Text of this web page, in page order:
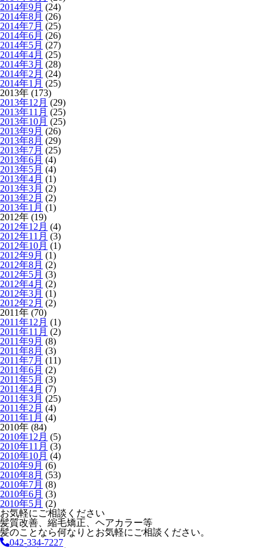
2014年9月 (24)
2014年8月 (26)
2014年7月 (25)
2014年6月 (26)
2014年5月 (27)
2014年4月 (25)
2014年3月 (28)
2014年2月 (24)
2014年1月 (25)
2013年 (173)
2013年12月 (29)
2013年11月 (25)
2013年10月 (25)
2013年9月 (26)
2013年8月 (29)
2013年7月 (25)
2013年6月 (4)
2013年5月 (4)
2013年4月 (1)
2013年3月 (2)
2013年2月 (2)
2013年1月 (1)
2012年 (19)
2012年12月 (4)
2012年11月 (3)
2012年10月 (1)
2012年9月 (1)
2012年8月 (2)
2012年5月 (3)
2012年4月 (2)
2012年3月 (1)
2012年2月 (2)
2011年 (70)
2011年12月 (1)
2011年11月 (2)
2011年9月 (8)
2011年8月 (3)
2011年7月 (11)
2011年6月 (2)
2011年5月 (3)
2011年4月 (7)
2011年3月 (25)
2011年2月 (4)
2011年1月 (4)
2010年 (84)
2010年12月 (5)
2010年11月 (3)
2010年10月 (4)
2010年9月 (6)
2010年8月 (53)
2010年7月 (8)
2010年6月 (3)
2010年5月 (2)
お気軽にご相談ください
髪質改善、縮毛矯正、ヘアカラー等
髪のことなら何なりとお気軽にご相談ください。
042-334-7227